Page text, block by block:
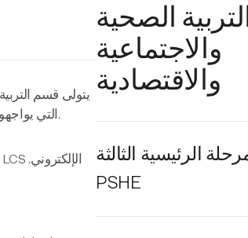
يتولى قسم
التي يواجهونها أثناء نموهم وإعدادهم للحياة بعد المدرسة. يتم تدريس الدروس طوال السنوات 7-11 ويتلقى الطلاب درسًا واحدًا على الأقل في الأسبوع.
الصحية
والاجتماعية
والاقتصادية
الرئيسية الثالثة
PSHE